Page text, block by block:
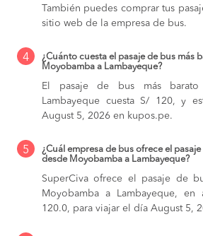
También puedes comprar tus
sitio web de la empresa de bus.
4
¿Cuánto cuesta el pasaje de bus más
Moyobamba a Lambayeque?
El pasaje de bus más
Lambayeque cuesta S/ 120, y
August 5, 2026 en kupos.pe.
5
¿Cuál empresa de bus ofrece el
desde Moyobamba a Lambayeque?
SuperCiva ofrece el pasaje de
Moyobamba a Lambayeque,
120.0, para viajar el día August 5,